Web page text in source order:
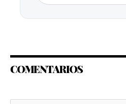
COMENTARIOS